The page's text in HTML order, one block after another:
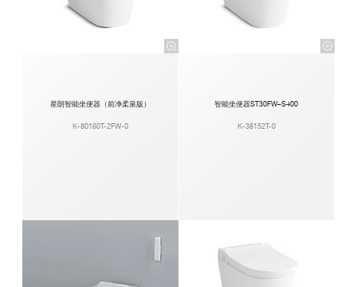
星朗智能坐便器（前净柔泉版）
K-80160T-2FW-0
智能坐便器ST30FW–S400
K-38152T-0